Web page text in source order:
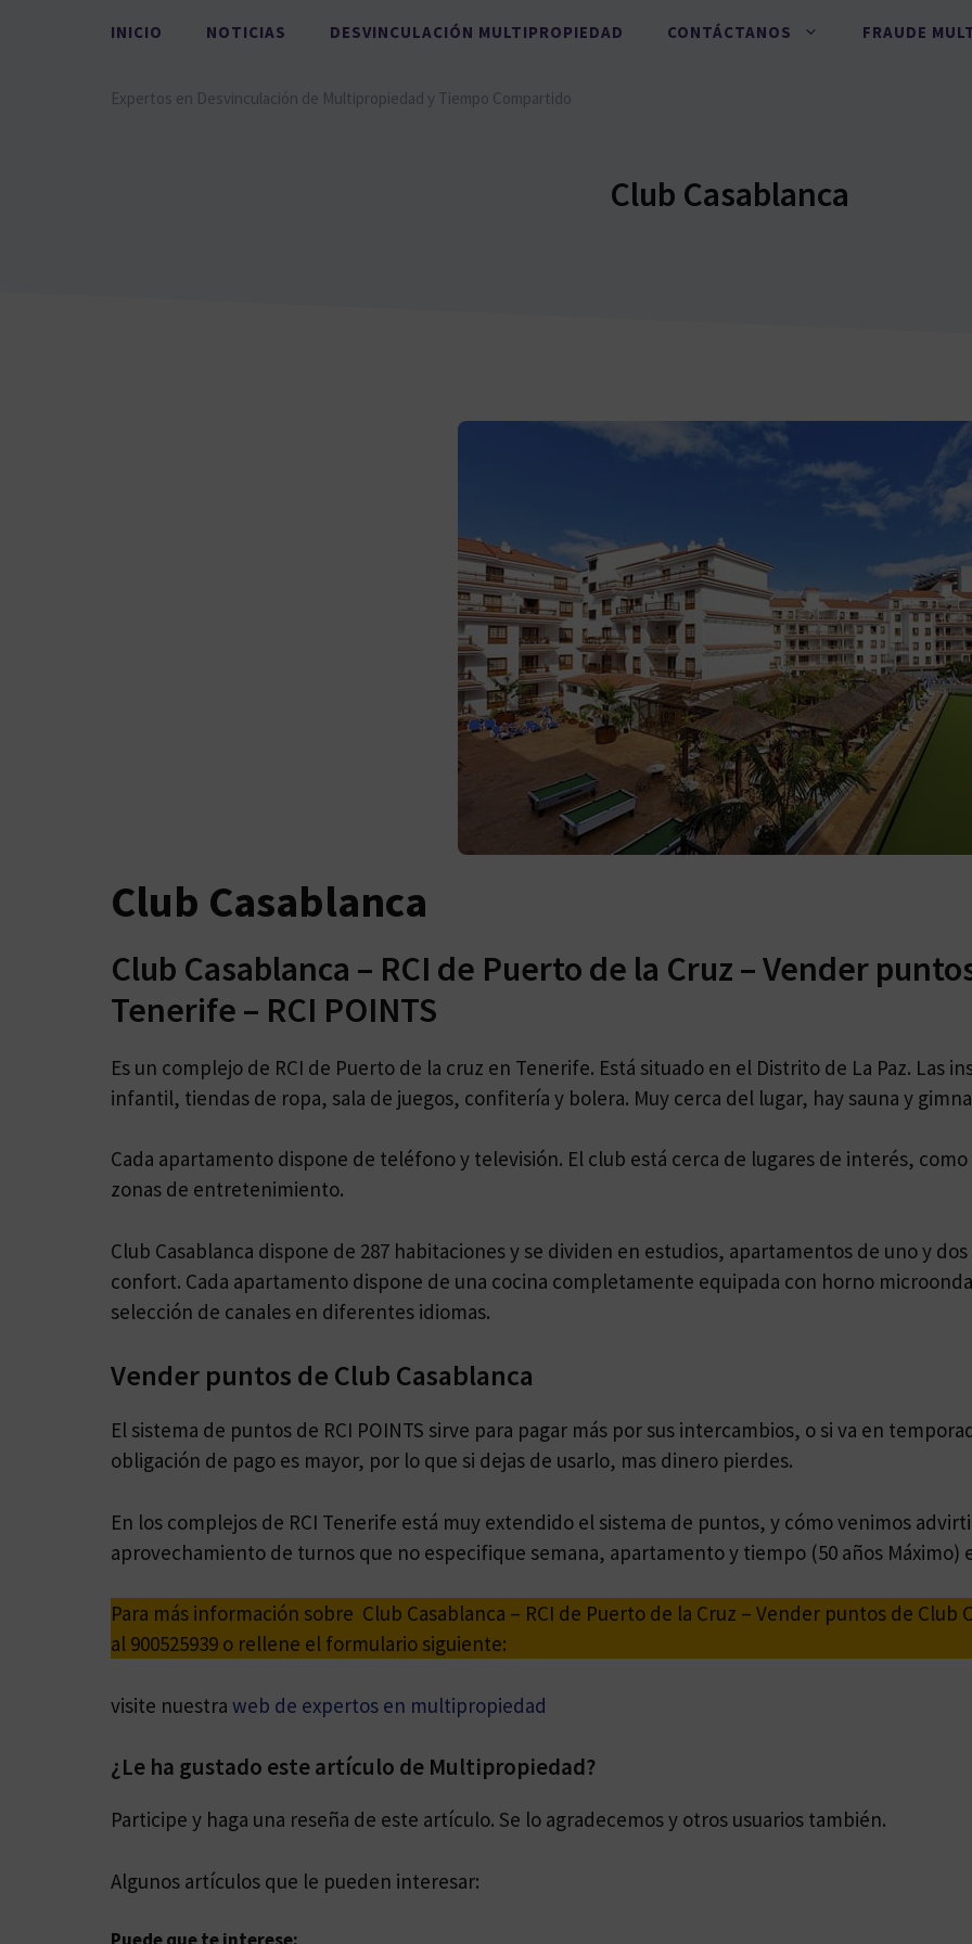
INICIO NOTICIAS DESVINCULACIÓN MULTIPROPIEDAD CONTÁCTANOS FRAUDE
Expertos en Desvinculación de Multipropiedad y Tiempo Compartido
Club Casablanca
Club Casablanca
Club Casablanca – RCI de Puerto de la Cruz – Vender
Tenerife – RCI POINTS
Es un complejo de RCI de Puerto de la cruz en Tenerife. Está situado en el Distrito de La Paz. Las
infantil, tiendas de ropa, sala de juegos, confitería y bolera. Muy cerca del lugar, hay sauna y
Cada apartamento dispone de teléfono y televisión. El club está cerca de lugares de interés,
zonas de entretenimiento.
Club Casablanca dispone de 287 habitaciones y se dividen en estudios, apartamentos de uno y
confort. Cada apartamento dispone de una cocina completamente equipada con horno
selección de canales en diferentes idiomas.
Vender puntos de Club Casablanca
El sistema de puntos de RCI POINTS sirve para pagar más por sus intercambios, o si va en
obligación de pago es mayor, por lo que si dejas de usarlo, mas dinero pierdes.
En los complejos de RCI Tenerife está muy extendido el sistema de puntos, y cómo venimos
aprovechamiento de turnos que no especifique semana, apartamento y tiempo (50 años
Para más información sobre Club Casablanca – RCI de Puerto de la Cruz – Vender puntos de Club
al 900525939 o rellene el formulario siguiente:
visite nuestra web de expertos en multipropiedad
¿Le ha gustado este artículo de Multipropiedad?
Participe y haga una reseña de este artículo. Se lo agradecemos y otros usuarios también.
Algunos artículos que le pueden interesar: